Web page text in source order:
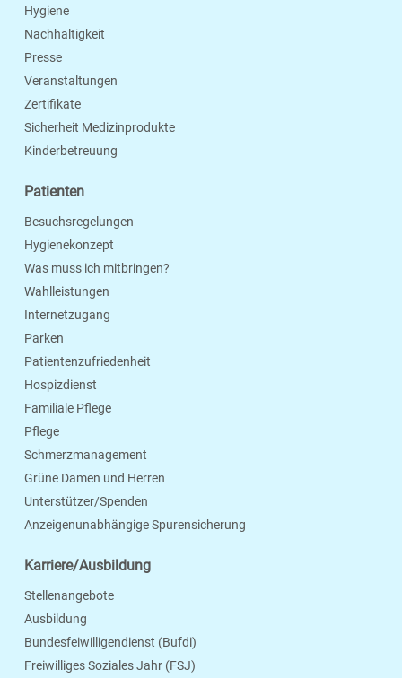
Hygiene
Nachhaltigkeit
Presse
Veranstaltungen
Zertifikate
Sicherheit Medizinprodukte
Kinderbetreuung
Patienten
Besuchsregelungen
Hygienekonzept
Was muss ich mitbringen?
Wahlleistungen
Internetzugang
Parken
Patientenzufriedenheit
Hospizdienst
Familiale Pflege
Pflege
Schmerzmanagement
Grüne Damen und Herren
Unterstützer/Spenden
Anzeigenunabhängige Spurensicherung
Karriere/Ausbildung
Stellenangebote
Ausbildung
Bundesfeiwilligendienst (Bufdi)
Freiwilliges Soziales Jahr (FSJ)